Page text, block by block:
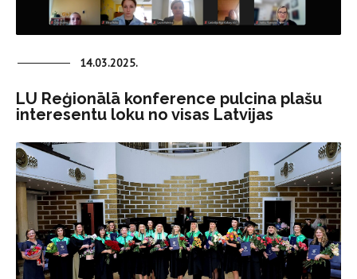
14.03.2025.
LU Reģionālā konference pulcina plašu
interesentu loku no visas Latvijas